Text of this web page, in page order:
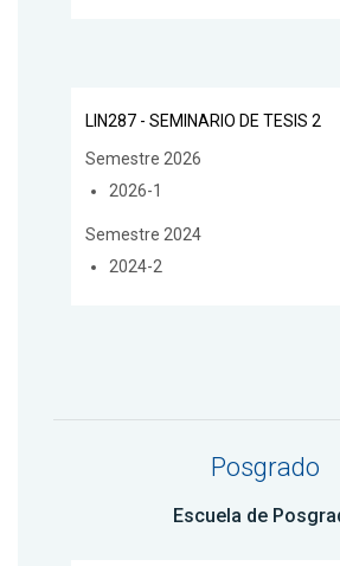
LIN287 - SEMINARIO DE TESIS 2
Semestre 2026
2026-1
Semestre 2024
2024-2
Posgrado
Escuela de